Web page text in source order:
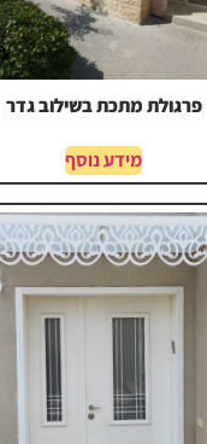
פרגולת מתכת בשילוב גדר
מידע נוסף